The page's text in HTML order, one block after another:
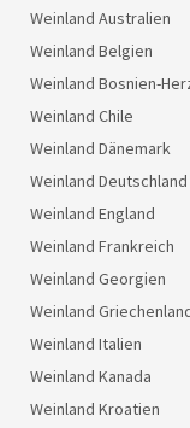
Weinland Australien
Weinland Belgien
Weinland Bosnien-
Weinland Chile
Weinland Dänemark
Weinland Deutschland
Weinland England
Weinland Frankreich
Weinland Georgien
Weinland
Weinland Italien
Weinland Kanada
Weinland Kroatien